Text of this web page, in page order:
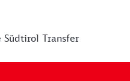
Südtirol Transfer